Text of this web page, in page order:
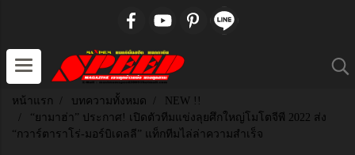
หน้าแรก บทความทั้งหมด
NEW !!
“ยามาฮ่า” ประกาศ! เปิดตัวทีมแข่งลุยศึกใหญ่โมโตจีพี 2022 ส่ง
“กวาร์ตาราโร่-มอร์บิเดลลี” แท็กทีมไล่ล่าความสำเร็จ